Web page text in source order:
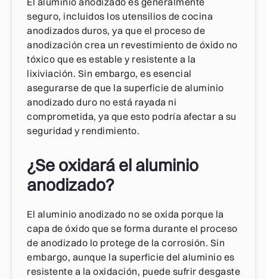
seguro, incluidos los utensilios de cocina
anodizados duros, ya que el proceso de
anodización crea un revestimiento de óxido no
tóxico que es estable y resistente a la
lixiviación. Sin embargo, es esencial
asegurarse de que la superficie de aluminio
anodizado duro no está rayada ni
comprometida, ya que esto podría afectar a su
seguridad y rendimiento.
¿Se oxidará el aluminio
anodizado?
El aluminio anodizado no se oxida porque la
capa de óxido que se forma durante el proceso
de anodizado lo protege de la corrosión. Sin
embargo, aunque la superficie del aluminio es
resistente a la oxidación, puede sufrir desgaste